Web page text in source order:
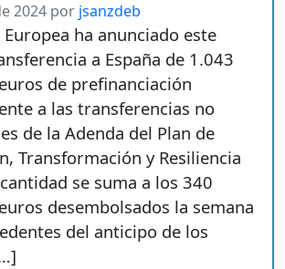
2024 por jsanzdeb
ha anunciado este
a España de 1.043
de prefinanciación
a las transferencias no
de la Adenda del Plan de
Transformación y Resiliencia
cantidad se suma a los 340
desembolsados la semana
del anticipo de los